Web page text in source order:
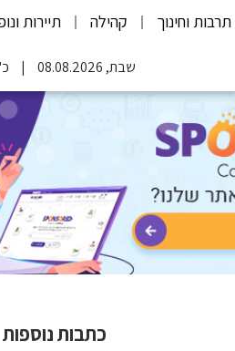
תרבות וחינוך קהילה תיירות
שבת, 08.08.2026
כתבות נוספות